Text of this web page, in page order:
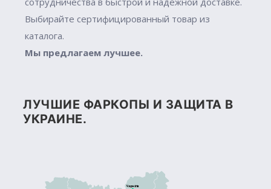
Выбирайте сертифицированный товар из
каталога.
Мы предлагаем лучшее.
ЛУЧШИЕ ФАРКОПЫ И ЗАЩИТА В
УКРАИНЕ.
Чернігів